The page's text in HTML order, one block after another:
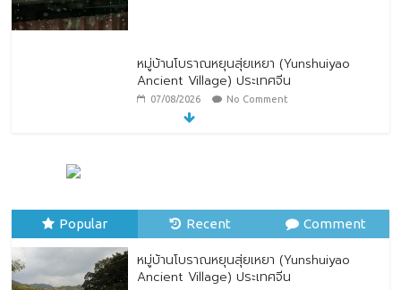
หมู่บ้านโบราณหยุนสุ่ยเหยา (Yunshuiyao
Ancient Village) ประเทศจีน
07/08/2026 No Comment
28/07/2026 No Comment
Popular Recent Comment
หมู่บ้านโบราณหยุนสุ่ยเหยา (Yunshuiyao
Ancient Village) ประเทศจีน